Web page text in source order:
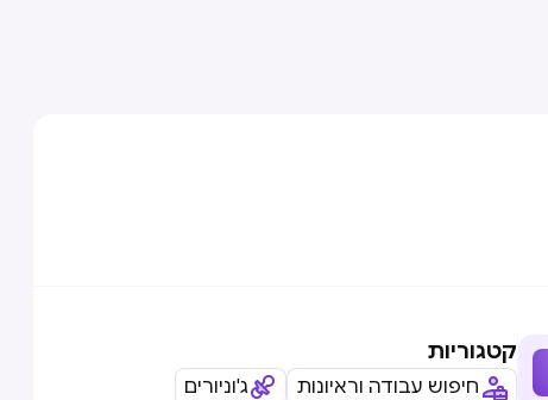
קטגוריות
חיפוש עבודה וראיונות ג'וניורים